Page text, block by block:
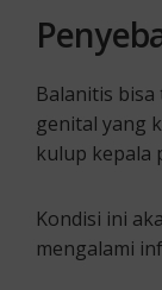
Balanitis
genital yang
kulup kepala
Kondisi ini
mengalami